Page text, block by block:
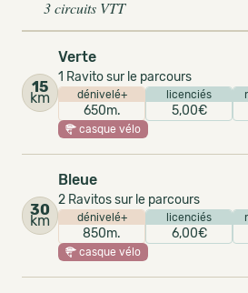
3 circuits VTT
15
km
Verte
1 Ravito sur le parcours
dénivelé+
650m.
licenciés
5,00€
casque vélo
30
km
Bleue
2 Ravitos sur le parcours
dénivelé+
850m.
licenciés
6,00€
casque vélo